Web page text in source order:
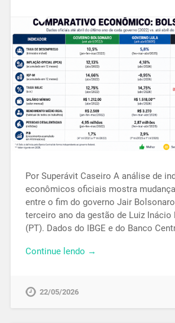
Por Superávit Caseiro A análise de
econômicos oficiais mostra
entre o fim do governo Jair
terceiro ano da gestão de Luiz Inácio
(PT). Dados do IBGE e do Banco
Continue lendo →
22/05/2026